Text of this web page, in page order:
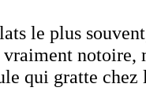
le plus
vraiment notoire,
qui gratte chez